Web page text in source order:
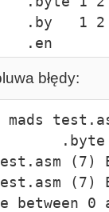
    .en
błędy:
mads
(7)
(7)
between 0